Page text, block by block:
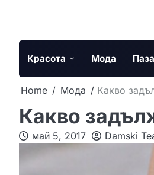
Красота Мода
Home Мода Какво
Какво
май 5, 2017 Damski